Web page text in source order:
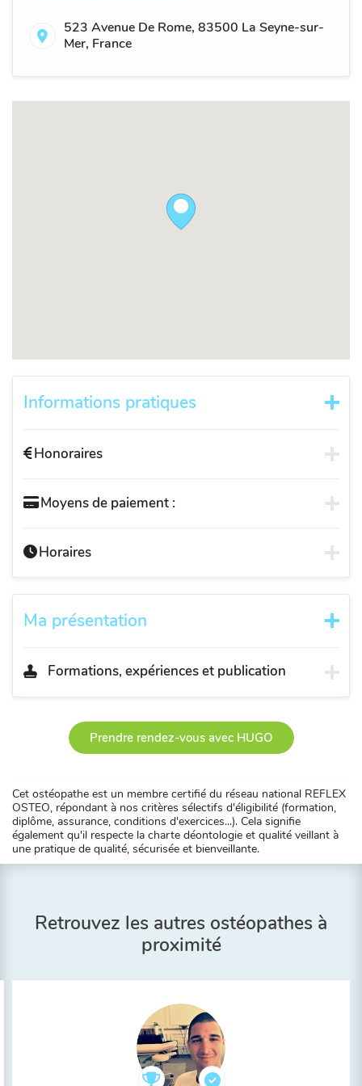
523 Avenue De Rome, 83500 La Seyne-sur-
Mer, France
Informations pratiques
Honoraires
Moyens de paiement :
Horaires
Ma présentation
Formations, expériences et publication
Prendre rendez-vous avec HUGO
Cet ostéopathe est un membre certifié du réseau national REFLEX
OSTEO, répondant à nos critères sélectifs d'éligibilité (formation,
diplôme, assurance, conditions d'exercices...). Cela signifie
également qu'il respecte la charte déontologie et qualité veillant à
une pratique de qualité, sécurisée et bienveillante.
Retrouvez les autres ostéopathes à
proximité